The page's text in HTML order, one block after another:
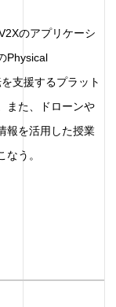
のアプリケーシ
Physical
支援するプラット
また、ドローンや
報を活用した授業
う。